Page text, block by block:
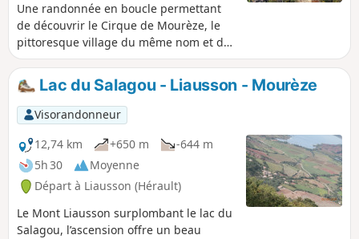
Une randonnée en boucle permettant
de découvrir le Cirque de Mourèze, le
pittoresque village du même nom et de
bénéficier d'un panorama exceptionnel
sur le Lac du Salagou. Randonnée
modifiée le 11/05/2023 avec Hérault
Tourisme. Voir informations pratiques.
Cette randonnée est susceptible d'être
interdite en fonction du niveau de
risque des incendies. Pensez à consulter
la carte.
Lac du Salagou - Liausson - Mourèze
Visorandonneur
12,74 km
+650 m
-644 m
5h 30
Moyenne
Départ à Liausson (Hérault)
Le Mont Liausson surplombant le lac du
Salagou, l’ascension offre un beau